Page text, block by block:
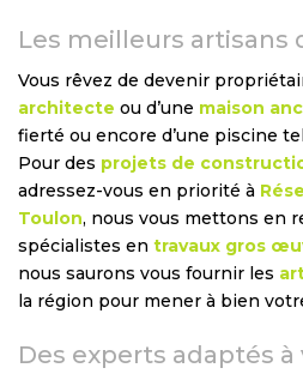
Les meilleurs artisans
Vous rêvez de devenir
architecte ou d’une maison
fierté ou encore d’une piscine
Pour des projets de
adressez-vous en priorité à
Toulon, nous vous mettons en
spécialistes en travaux gros
nous saurons vous fournir les
la région pour mener à bien
Des experts adaptés à